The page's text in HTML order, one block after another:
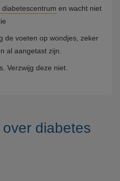
en wacht niet
de voeten op wondjes, zeker
al aangetast zijn.
Verzwijg deze niet.
diabetes